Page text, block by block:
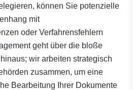
können Sie potenzielle
mit
oder Verfahrensfehlern
geht über die bloße
wir arbeiten strategisch
zusammen, um eine
Bearbeitung Ihrer Dokumente